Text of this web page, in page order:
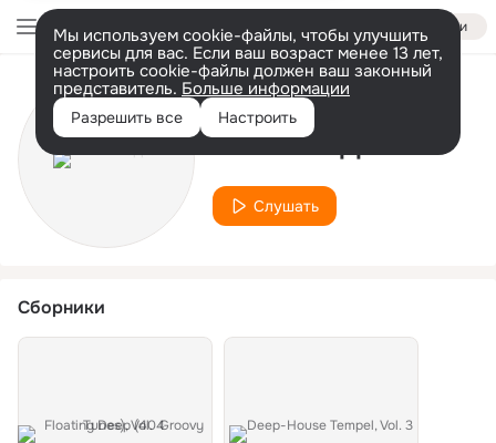
Войти
Мы используем cookie-файлы, чтобы улучшить
сервисы для вас. Если ваш возраст менее 13 лет,
настроить cookie-файлы должен ваш законный
представитель. Больше информации
Разрешить все Настроить
Исполнитель
Simon Wepper
Слушать
Сборники